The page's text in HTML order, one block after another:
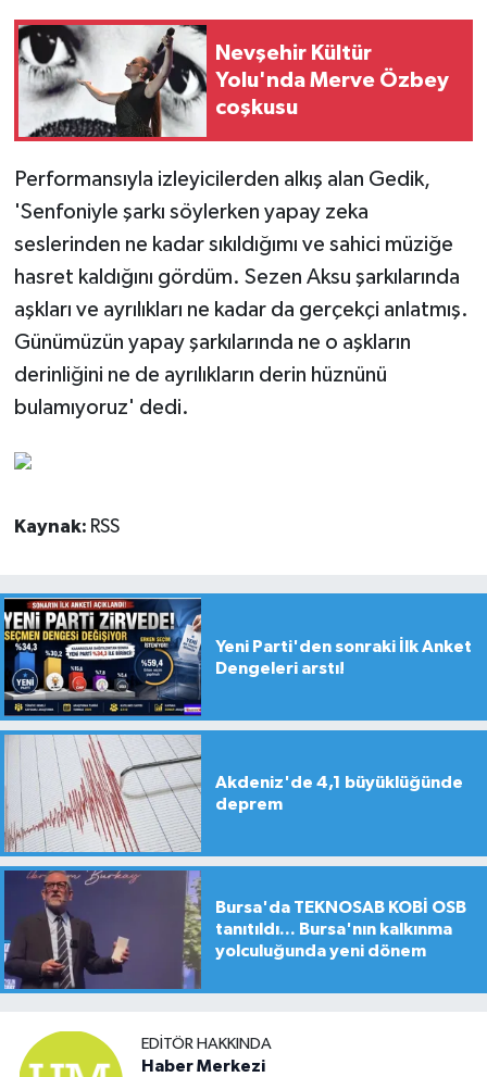
Nevşehir Kültür
Yolu'nda Merve Özbey
coşkusu
Performansıyla izleyicilerden alkış alan Gedik,
'Senfoniyle şarkı söylerken yapay zeka
seslerinden ne kadar sıkıldığımı ve sahici müziğe
hasret kaldığını gördüm. Sezen Aksu şarkılarında
aşkları ve ayrılıkları ne kadar da gerçekçi anlatmış.
Günümüzün yapay şarkılarında ne o aşkların
derinliğini ne de ayrılıkların derin hüznünü
bulamıyoruz' dedi.
Kaynak: RSS
Yeni Parti'den sonraki İlk Anket
Dengeleri arstı!
Akdeniz'de 4,1 büyüklüğünde
deprem
Bursa'da TEKNOSAB KOBİ OSB
tanıtıldı... Bursa'nın kalkınma
yolculuğunda yeni dönem
EDITÖR HAKKINDA
Haber Merkezi